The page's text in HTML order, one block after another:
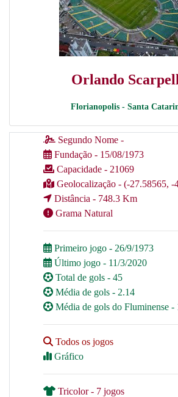
Orlando
Florianopolis - Santa
Segundo Nome -
Fundação - 15/08/1973
Capacidade - 21069
Geolocalização - (-27.58565, -
Distância - 748.3 Km
Grama Natural
Primeiro jogo - 26/9/1973
Último jogo - 11/3/2020
Total de gols - 45
Média de gols - 2.14
Média de gols do Fluminense -
Todos os jogos
Gráfico
Tricolor - 7 jogos